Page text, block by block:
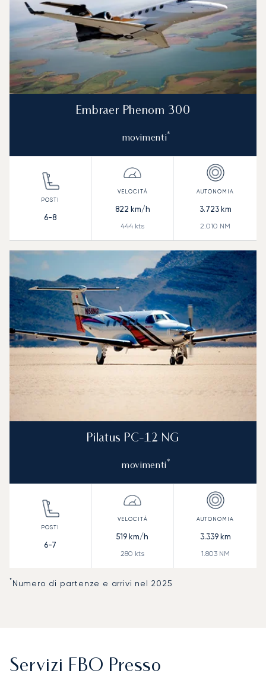
Embraer Phenom 300
movimenti*
6-8
822 km/h
444 kts
3.723km
2.010 NM
Pilatus PC-12 NG
movimenti*
6-7
519 km/h
280 kts
3.339km
1.803NM
*Numero di partenze e arrivi nel 2025
Servizi FBO Presso